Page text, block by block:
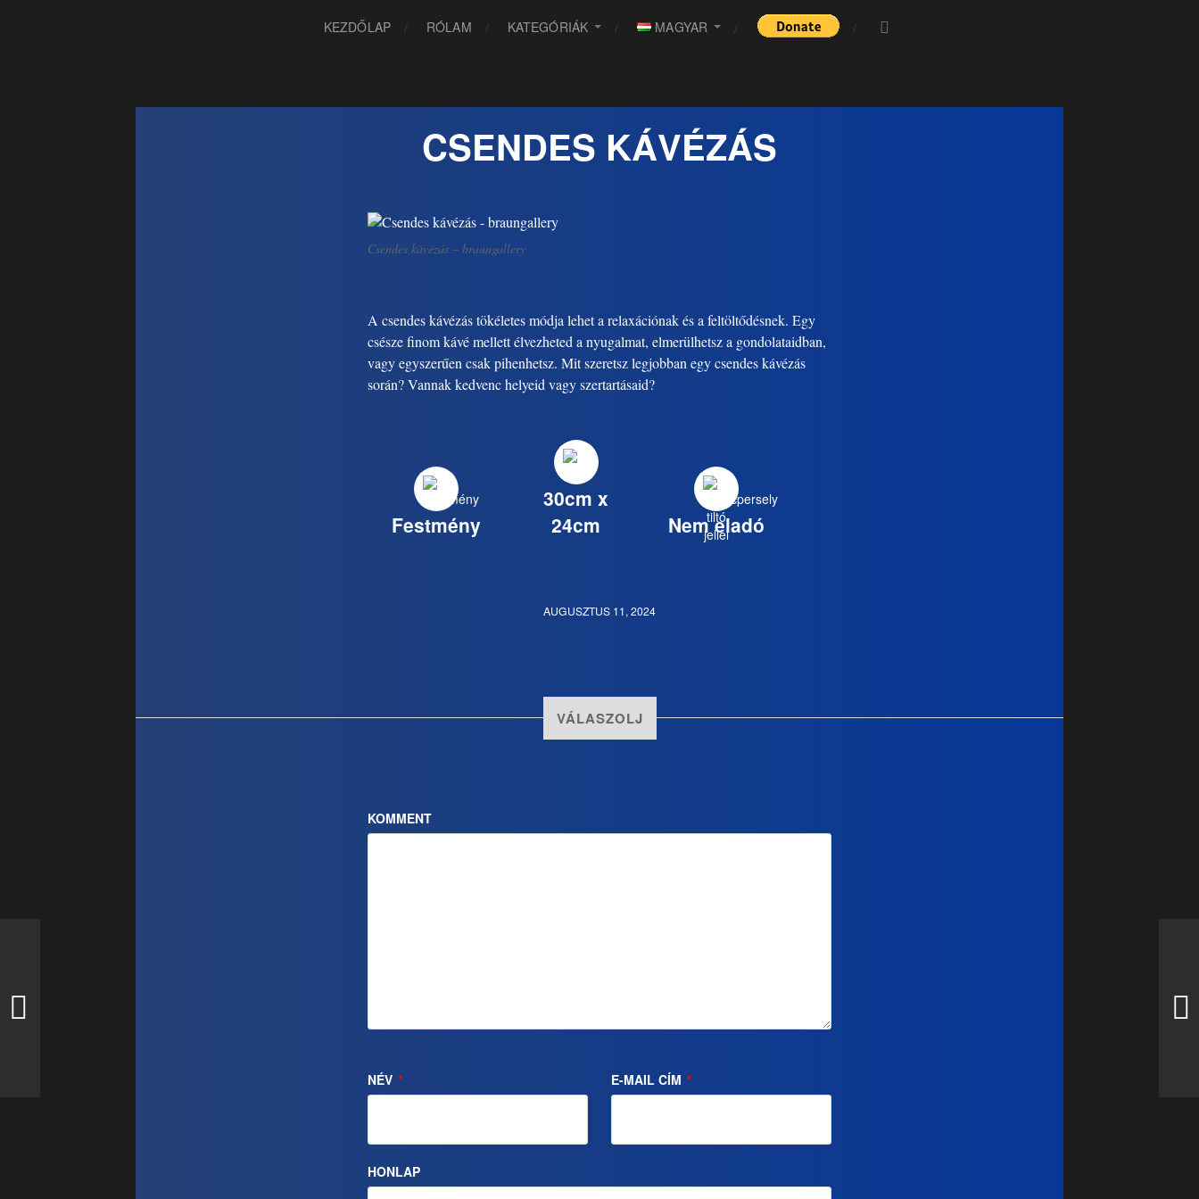
KEZDŐLAP RÓLAM KATEGÓRIÁK MAGYAR
CSENDES KÁVÉZÁS
Csendes kávézás – braungallery
A csendes kávézás tökéletes módja lehet a relaxációnak és a feltöltődésnek. Egy
csésze finom kávé mellett élvezheted a nyugalmat, elmerülhetsz a gondolataidban,
vagy egyszerűen csak pihenhetsz. Mit szeretsz legjobban egy csendes kávézás
során? Vannak kedvenc helyeid vagy szertartásaid?
Festmény
30cm x
24cm
Nem eladó
AUGUSZTUS 11, 2024
VÁLASZOLJ
KOMMENT
NÉV * E-MAIL CÍM *
HONLAP